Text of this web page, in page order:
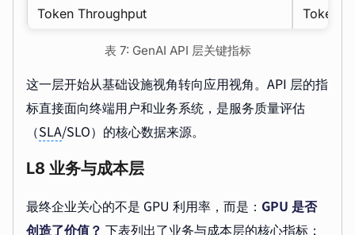
Token Throughput
Token
表 7: GenAI API 层关键指标
这一层开始从基础设施视角转向应用视角。API 层的指
标直接面向终端用户和业务系统，是服务质量评估
（SLA/SLO）的核心数据来源。
L8 业务与成本层
最终企业关心的不是 GPU 利用率，而是： GPU 是否
创造了价值？ 下表列出了业务与成本层的核心指标：